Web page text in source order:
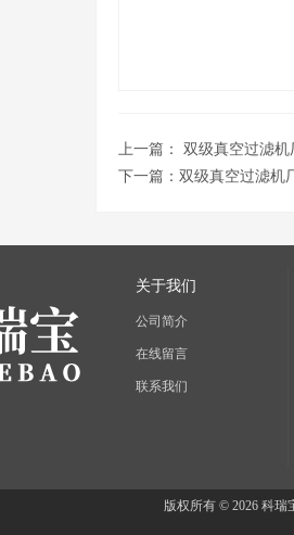
上一篇： 双级真空过滤机
下一篇： 双级真空过滤机
关于我们
公司简介
在线留言
联系我们
版权所有 © 2026 科